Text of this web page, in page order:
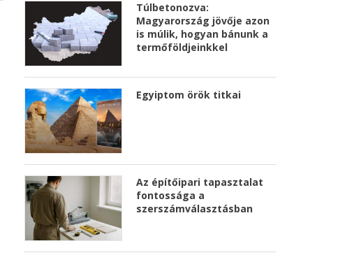
Túlbetonozva:
Magyarország jövője azon
is múlik, hogyan bánunk a
termőföldjeinkkel
Egyiptom örök titkai
Az építőipari tapasztalat
fontossága a
szerszámválasztásban